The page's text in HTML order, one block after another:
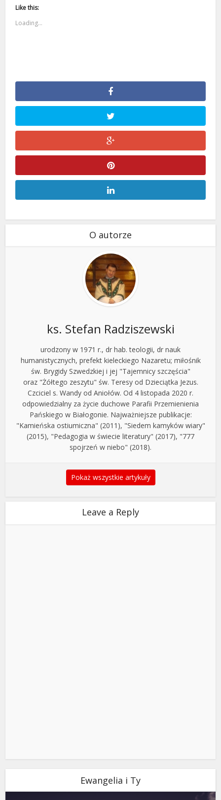
Like this:
Loading...
O autorze
ks. Stefan Radziszewski
urodzony w 1971 r., dr hab. teologii, dr nauk
humanistycznych, prefekt kieleckiego Nazaretu; miłośnik
św. Brygidy Szwedzkiej i jej "Tajemnicy szczęścia"
oraz "Żółtego zeszytu" św. Teresy od Dzieciątka Jezus.
Czciciel s. Wandy od Aniołów. Od 4 listopada 2020 r.
odpowiedzialny za życie duchowe Parafii Przemienienia
Pańskiego w Białogonie. Najważniejsze publikacje:
"Kamieńska ostiumiczna" (2011), "Siedem kamyków wiary"
(2015), "Pedagogia w świecie literatury" (2017), "777
spojrzeń w niebo" (2018).
Pokaż wszystkie artykuły
Leave a Reply
Ewangelia i Ty